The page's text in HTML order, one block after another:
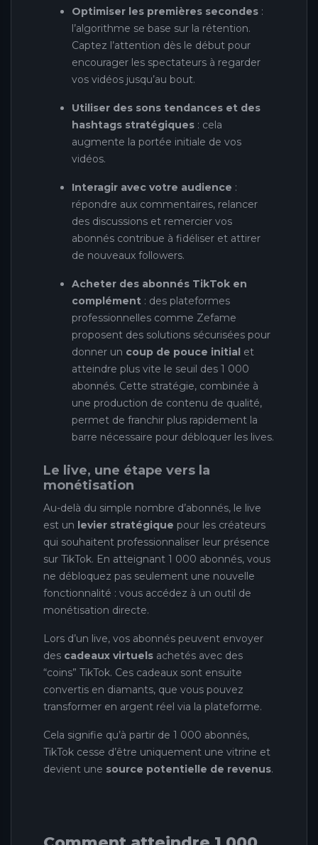
Optimiser les premières secondes :
l’algorithme se base sur la rétention.
Captez l’attention dès le début pour
encourager les spectateurs à regarder
vos vidéos jusqu’au bout.
Utiliser des sons tendances et des
hashtags stratégiques : cela
augmente la portée initiale de vos
vidéos.
Interagir avec votre audience :
répondre aux commentaires, relancer
des discussions et remercier vos
abonnés contribue à fidéliser et attirer
de nouveaux followers.
Acheter des abonnés TikTok en
complément : des plateformes
professionnelles comme Zefame
proposent des solutions sécurisées pour
donner un coup de pouce initial et
atteindre plus vite le seuil des 1 000
abonnés. Cette stratégie, combinée à
une production de contenu de qualité,
permet de franchir plus rapidement la
barre nécessaire pour débloquer les lives.
Le live, une étape vers la
monétisation
Au-delà du simple nombre d’abonnés, le live
est un levier stratégique pour les créateurs
qui souhaitent professionnaliser leur présence
sur TikTok. En atteignant 1 000 abonnés, vous
ne débloquez pas seulement une nouvelle
fonctionnalité : vous accédez à un outil de
monétisation directe.
Lors d’un live, vos abonnés peuvent envoyer
des cadeaux virtuels achetés avec des
“coins” TikTok. Ces cadeaux sont ensuite
convertis en diamants, que vous pouvez
transformer en argent réel via la plateforme.
Cela signifie qu’à partir de 1 000 abonnés,
TikTok cesse d’être uniquement une vitrine et
devient une source potentielle de revenus.